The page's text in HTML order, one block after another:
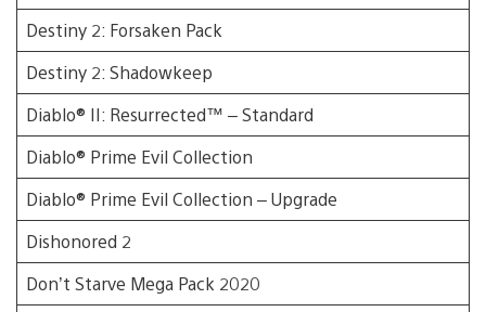
Destiny 2: Forsaken Pack
Destiny 2: Shadowkeep
Diablo® II: Resurrected™ – Standard
Diablo® Prime Evil Collection
Diablo® Prime Evil Collection – Upgrade
Dishonored 2
Don’t Starve Mega Pack 2020